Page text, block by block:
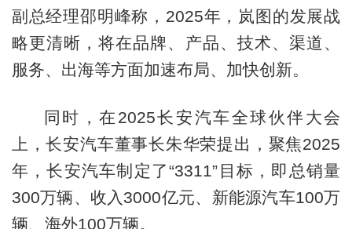
副总经理邵明峰称，2025年，岚图的发展战
略更清晰，将在品牌、产品、技术、渠道、
服务、出海等方面加速布局、加快创新。
同时，在2025长安汽车全球伙伴大会
上，长安汽车董事长朱华荣提出，聚焦2025
年，长安汽车制定了“3311”目标，即总销量
300万辆、收入3000亿元、新能源汽车100万
辆、海外100万辆。